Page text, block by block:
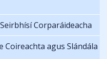
Corparáideacha
Coireachta agus Slándála